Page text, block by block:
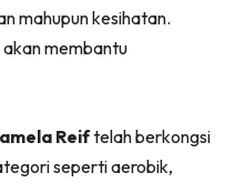
mahupun kesihatan.
akan membantu
Reiftelah berkongsi
seperti aerobik,